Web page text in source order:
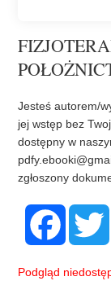
Jesteś autorem/
jej wstęp bez
dostępny w
zgłoszony
F
o
Podgląd